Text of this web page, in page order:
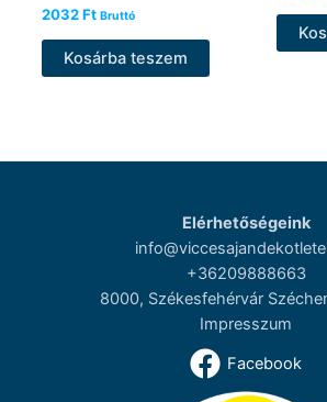
2032Ft Bruttó
Kosárba teszem
Elérhetőségeink
+36209888663
8000, Székesfehérvár
Impresszum
Facebook